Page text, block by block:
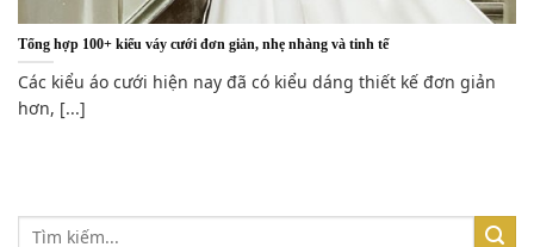
Tổng hợp 100+ kiểu váy cưới đơn giản, nhẹ nhàng và tinh tế
Các kiểu áo cưới hiện nay đã có kiểu dáng thiết kế đơn giản
hơn, [...]